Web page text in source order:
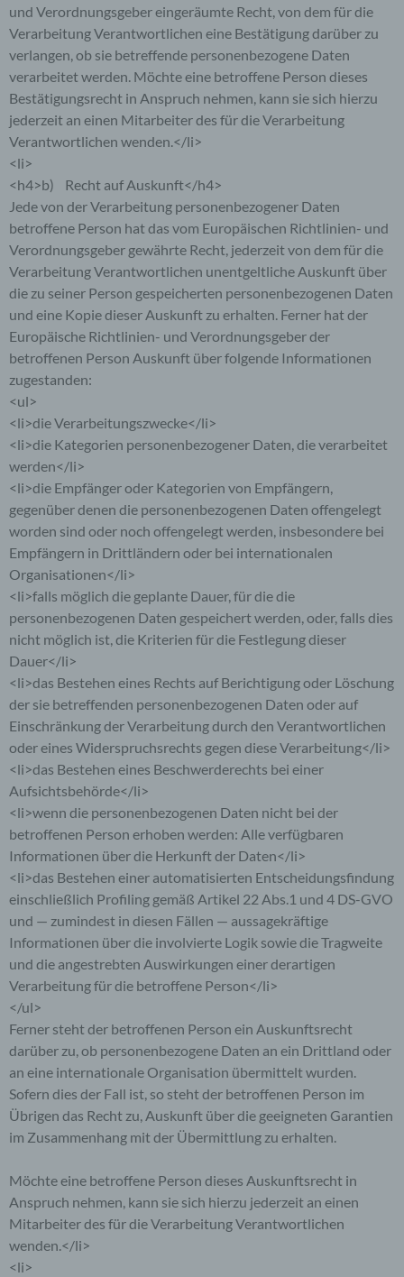
und Verordnungsgeber eingeräumte Recht, von dem für die
Verarbeitung Verantwortlichen eine Bestätigung darüber zu
verlangen, ob sie betreffende personenbezogene Daten
verarbeitet werden. Möchte eine betroffene Person dieses
Bestätigungsrecht in Anspruch nehmen, kann sie sich hierzu
jederzeit an einen Mitarbeiter des für die Verarbeitung
Verantwortlichen wenden.</li>
<li>
<h4>b) Recht auf Auskunft</h4>
Jede von der Verarbeitung personenbezogener Daten
betroffene Person hat das vom Europäischen Richtlinien- und
Verordnungsgeber gewährte Recht, jederzeit von dem für die
Verarbeitung Verantwortlichen unentgeltliche Auskunft über
die zu seiner Person gespeicherten personenbezogenen Daten
und eine Kopie dieser Auskunft zu erhalten. Ferner hat der
Europäische Richtlinien- und Verordnungsgeber der
betroffenen Person Auskunft über folgende Informationen
zugestanden:
<ul>
<li>die Verarbeitungszwecke</li>
<li>die Kategorien personenbezogener Daten, die verarbeitet
werden</li>
<li>die Empfänger oder Kategorien von Empfängern,
gegenüber denen die personenbezogenen Daten offengelegt
worden sind oder noch offengelegt werden, insbesondere bei
Empfängern in Drittländern oder bei internationalen
Organisationen</li>
<li>falls möglich die geplante Dauer, für die die
personenbezogenen Daten gespeichert werden, oder, falls dies
nicht möglich ist, die Kriterien für die Festlegung dieser
Dauer</li>
<li>das Bestehen eines Rechts auf Berichtigung oder Löschung
der sie betreffenden personenbezogenen Daten oder auf
Einschränkung der Verarbeitung durch den Verantwortlichen
oder eines Widerspruchsrechts gegen diese Verarbeitung</li>
<li>das Bestehen eines Beschwerderechts bei einer
Aufsichtsbehörde</li>
<li>wenn die personenbezogenen Daten nicht bei der
betroffenen Person erhoben werden: Alle verfügbaren
Informationen über die Herkunft der Daten</li>
<li>das Bestehen einer automatisierten Entscheidungsfindung
einschließlich Profiling gemäß Artikel 22 Abs.1 und 4 DS-GVO
und — zumindest in diesen Fällen — aussagekräftige
Informationen über die involvierte Logik sowie die Tragweite
und die angestrebten Auswirkungen einer derartigen
Verarbeitung für die betroffene Person</li>
</ul>
Ferner steht der betroffenen Person ein Auskunftsrecht
darüber zu, ob personenbezogene Daten an ein Drittland oder
an eine internationale Organisation übermittelt wurden.
Sofern dies der Fall ist, so steht der betroffenen Person im
Übrigen das Recht zu, Auskunft über die geeigneten Garantien
im Zusammenhang mit der Übermittlung zu erhalten.
Möchte eine betroffene Person dieses Auskunftsrecht in
Anspruch nehmen, kann sie sich hierzu jederzeit an einen
Mitarbeiter des für die Verarbeitung Verantwortlichen
wenden.</li>
<li>
Die betroffene Person kann die Setzung von
Cookies durch unsere Internetseite jederzeit
mittels einer entsprechenden Einstellung des
genutzten Internetbrowsers verhindern und damit
der Setzung von Cookies dauerhaft
widersprechen. Ferner können bereits gesetzte
Cookies jederzeit über einen Internetbrowser oder
andere Softwareprogramme gelöscht werden. Dies
Deaktiviert die betroffene Person die Setzung von
Cookies in dem genutzten Internetbrowser, sind
unter Umständen nicht alle Funktionen unserer
Internetseite vollumfänglich nutzbar.
Erfassung von allgemeinen Daten und
Informationen
Die Internetseite erfasst mit jedem Aufruf der
Internetseite durch eine betroffene Person oder ein
automatisiertes System eine Reihe von
allgemeinen Daten und Informationen. Diese
werden können die (1) verwendeten Browsertypen
und Versionen, (2) das vom zugreifenden System
verwendete Betriebssystem, (3) die Internetseite,
Internetseite gelangt (sogenannte Referrer), (4) die
Unterwebseiten, welche über ein zugreifendes
System auf unserer Internetseite angesteuert
werden, (5) das Datum und die Uhrzeit eines
Zugriffs auf die Internetseite, (6) eine Internet-
Protokoll-Adresse (IP-Adresse), (7) der Internet-
Service-Provider des zugreifenden Systems und
(8) sonstige ähnliche Daten und Informationen, die
der Gefahrenabwehr im Falle von Angriffen auf
unsere informationstechnologischen Systeme
dienen.
Bei der Nutzung dieser allgemeinen Daten und
Informationen ziehen wird keine Rückschlüsse auf
die betroffene Person. Diese Informationen werden
vielmehr benötigt, um (1) die Inhalte unserer
Internetseite korrekt auszuliefern, (2) die Inhalte
unserer Internetseite sowie die Werbung für diese
Funktionsfähigkeit unserer
informationstechnologischen Systeme und der
Technik unserer Internetseite zu gewährleisten
sowie (4) um Strafverfolgungsbehörden im Falle
eines Cyberangriffes die zur Strafverfolgung
notwendigen Informationen bereitzustellen. Diese
anonym erhobenen Daten und Informationen
werden durch uns daher einerseits statistisch und
ferner mit dem Ziel ausgewertet, den Datenschutz
und die Datensicherheit in unserem Unternehmen
personenbezogenen Daten sicherzustellen. Die
anonymen Daten der Server-Logfiles werden
getrennt von allen durch eine betroffene Person
angegebenen personenbezogenen Daten
gespeichert.
Registrierung auf unserer Internetseite
Die betroffene Person hat die Möglichkeit, sich auf
der Internetseite des für die Verarbeitung
Verantwortlichen unter Angabe von
personenbezogenen Daten zu registrieren.
Welche personenbezogenen Daten dabei an den